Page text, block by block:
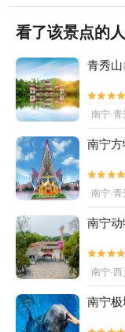
看了该景点的
青秀山
南宁·青
南宁
南宁·青
南宁动
南宁·西
南宁